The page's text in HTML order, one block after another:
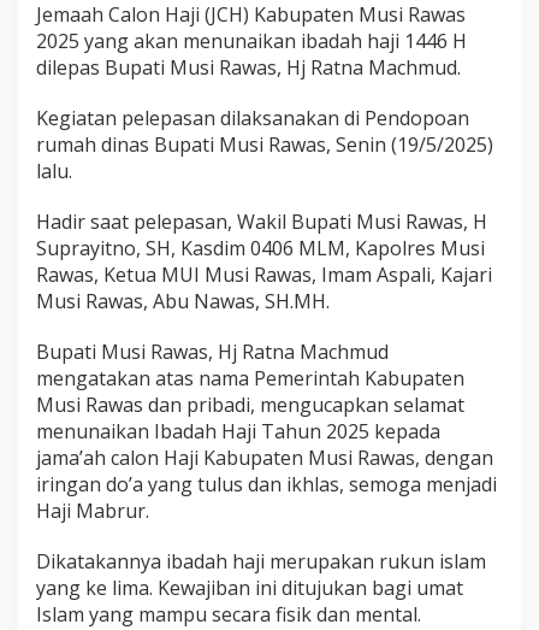
K
T
a
a
h
i
.
I
i
a
r
a
p
a
n
B
a
t
i
M
Jemaah Calon Haji (JCH) Kabupaten Musi Rawas
2025 yang akan menunaikan ibadah haji 1446 H
dilepas Bupati Musi Rawas, Hj Ratna Machmud.
Kegiatan pelepasan dilaksanakan di Pendopoan
rumah dinas Bupati Musi Rawas, Senin (19/5/2025)
lalu.
Hadir saat pelepasan, Wakil Bupati Musi Rawas, H
Suprayitno, SH, Kasdim 0406 MLM, Kapolres Musi
Rawas, Ketua MUI Musi Rawas, Imam Aspali, Kajari
Musi Rawas, Abu Nawas, SH.MH.
Bupati Musi Rawas, Hj Ratna Machmud
mengatakan atas nama Pemerintah Kabupaten
Musi Rawas dan pribadi, mengucapkan selamat
menunaikan Ibadah Haji Tahun 2025 kepada
jama’ah calon Haji Kabupaten Musi Rawas, dengan
iringan do’a yang tulus dan ikhlas, semoga menjadi
Haji Mabrur.
Dikatakannya ibadah haji merupakan rukun islam
yang ke lima. Kewajiban ini ditujukan bagi umat
Islam yang mampu secara fisik dan mental.